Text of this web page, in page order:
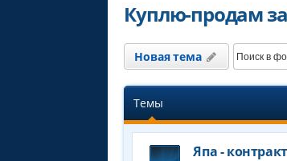
Куплю-продам
Новая тема
Темы
Япа -